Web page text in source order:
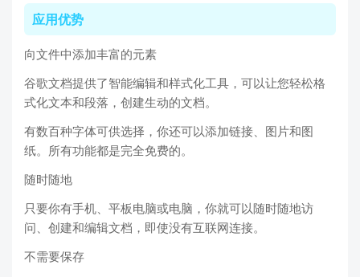
应用优势
向文件中添加丰富的元素
谷歌文档提供了智能编辑和样式化工具，可以让您轻松格
式化文本和段落，创建生动的文档。
有数百种字体可供选择，你还可以添加链接、图片和图
纸。所有功能都是完全免费的。
随时随地
只要你有手机、平板电脑或电脑，你就可以随时随地访
问、创建和编辑文档，即使没有互联网连接。
不需要保存